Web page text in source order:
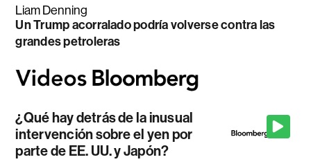
Liam Denning
Un Trump acorralado podría volverse contra las
grandes petroleras
¿Qué hay detrás de la inusual
intervención sobre el yen por
parte de EE. UU. y Japón?